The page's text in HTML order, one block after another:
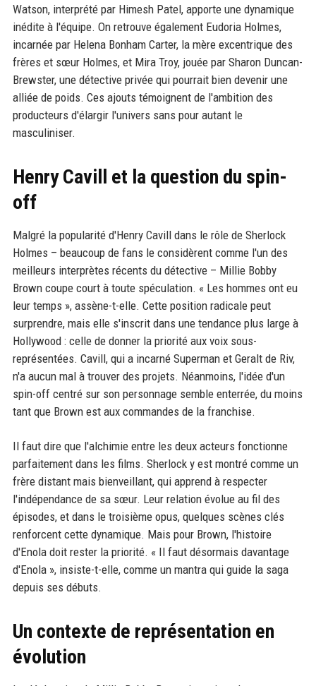
Watson, interprété par Himesh Patel, apporte une dynamique
inédite à l'équipe. On retrouve également Eudoria Holmes,
incarnée par Helena Bonham Carter, la mère excentrique des
frères et sœur Holmes, et Mira Troy, jouée par Sharon Duncan-
Brewster, une détective privée qui pourrait bien devenir une
alliée de poids. Ces ajouts témoignent de l'ambition des
producteurs d'élargir l'univers sans pour autant le
masculiniser.
Henry Cavill et la question du spin-
off
Malgré la popularité d'Henry Cavill dans le rôle de Sherlock
Holmes – beaucoup de fans le considèrent comme l'un des
meilleurs interprètes récents du détective – Millie Bobby
Brown coupe court à toute spéculation. « Les hommes ont eu
leur temps », assène-t-elle. Cette position radicale peut
surprendre, mais elle s'inscrit dans une tendance plus large à
Hollywood : celle de donner la priorité aux voix sous-
représentées. Cavill, qui a incarné Superman et Geralt de Riv,
n'a aucun mal à trouver des projets. Néanmoins, l'idée d'un
spin-off centré sur son personnage semble enterrée, du moins
tant que Brown est aux commandes de la franchise.
Il faut dire que l'alchimie entre les deux acteurs fonctionne
parfaitement dans les films. Sherlock y est montré comme un
frère distant mais bienveillant, qui apprend à respecter
l'indépendance de sa sœur. Leur relation évolue au fil des
épisodes, et dans le troisième opus, quelques scènes clés
renforcent cette dynamique. Mais pour Brown, l'histoire
d'Enola doit rester la priorité. « Il faut désormais davantage
d'Enola », insiste-t-elle, comme un mantra qui guide la saga
depuis ses débuts.
Un contexte de représentation en
évolution